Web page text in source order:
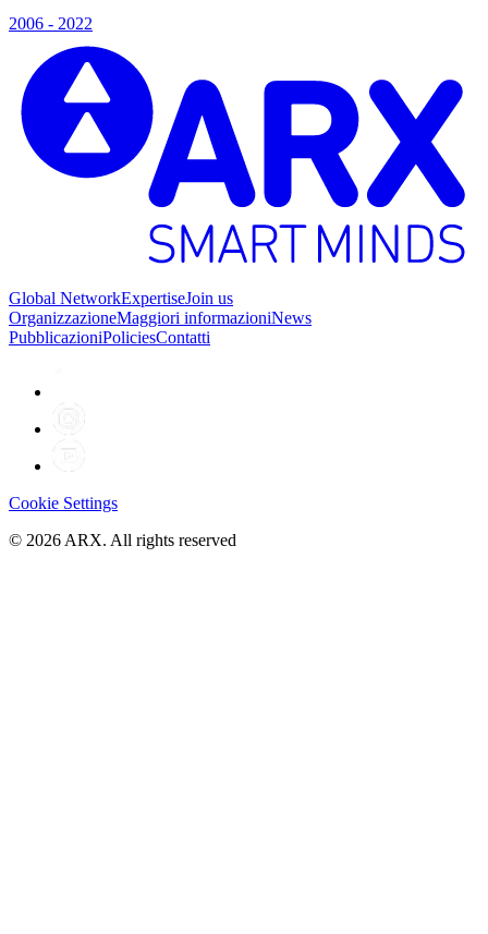
2006 - 2022
Global NetworkExpertiseJoin us
OrganizzazioneMaggiori informazioniNews
PubblicazioniPoliciesContatti
Cookie Settings
© 2026 ARX. All rights reserved